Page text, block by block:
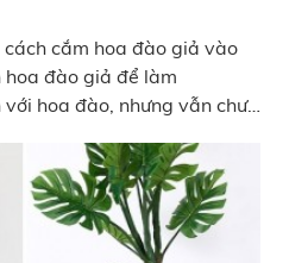
cắm hoa đào giả vào
hoa đào giả để làm
hoa đào, nhưng vẫn chưa
hết bài viết này nhé, bài
sẻ với bạn cách cắm hoa
làm rối mắt.